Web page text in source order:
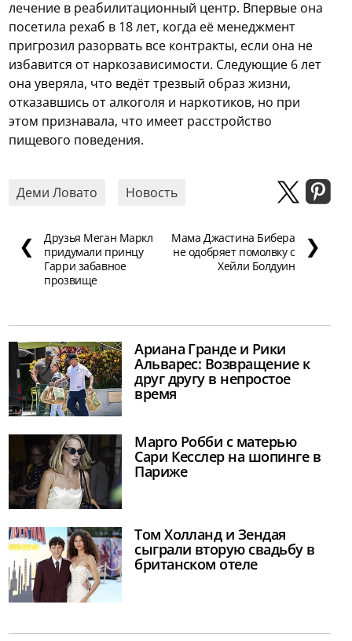
лечение в реабилитационный центр. Впервые она
посетила рехаб в 18 лет, когда её менеджмент
пригрозил разорвать все контракты, если она не
избавится от наркозависимости. Следующие 6 лет
она уверяла, что ведёт трезвый образ жизни,
отказавшись от алкоголя и наркотиков, но при
этом признавала, что имеет расстройство
пищевого поведения.
Деми Ловато Новость
❮
Друзья Меган Маркл
придумали принцу
Гарри забавное
прозвище
Мама Джастина Бибера
не одобряет помолвку с
Хейли Болдуин
❯
Ариана Гранде и Рики
Альварес: Возвращение к
друг другу в непростое
время
Марго Робби с матерью
Сари Кесслер на шопинге в
Париже
Том Холланд и Зендая
сыграли вторую свадьбу в
британском отеле